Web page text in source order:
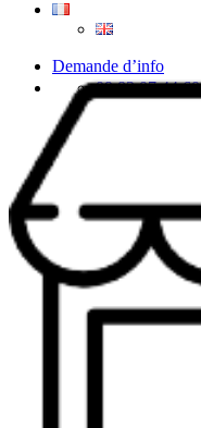
Demande d’info
09 83 07 44 60